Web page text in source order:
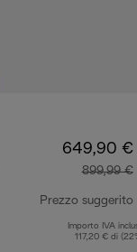
649,90 €
899,99 €
Prezzo suggerito
Importo IVA
117,20 € di